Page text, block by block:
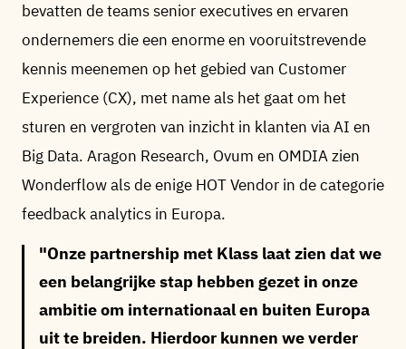
bevatten de teams senior executives en ervaren
ondernemers die een enorme en vooruitstrevende
kennis meenemen op het gebied van Customer
Experience (CX), met name als het gaat om het
sturen en vergroten van inzicht in klanten via AI en
Big Data. Aragon Research, Ovum en OMDIA zien
Wonderflow als de enige HOT Vendor in de categorie
feedback analytics in Europa.
Onze partnership met Klass laat zien dat we
een belangrijke stap hebben gezet in onze
ambitie om internationaal en buiten Europa
uit te breiden. Hierdoor kunnen we verder